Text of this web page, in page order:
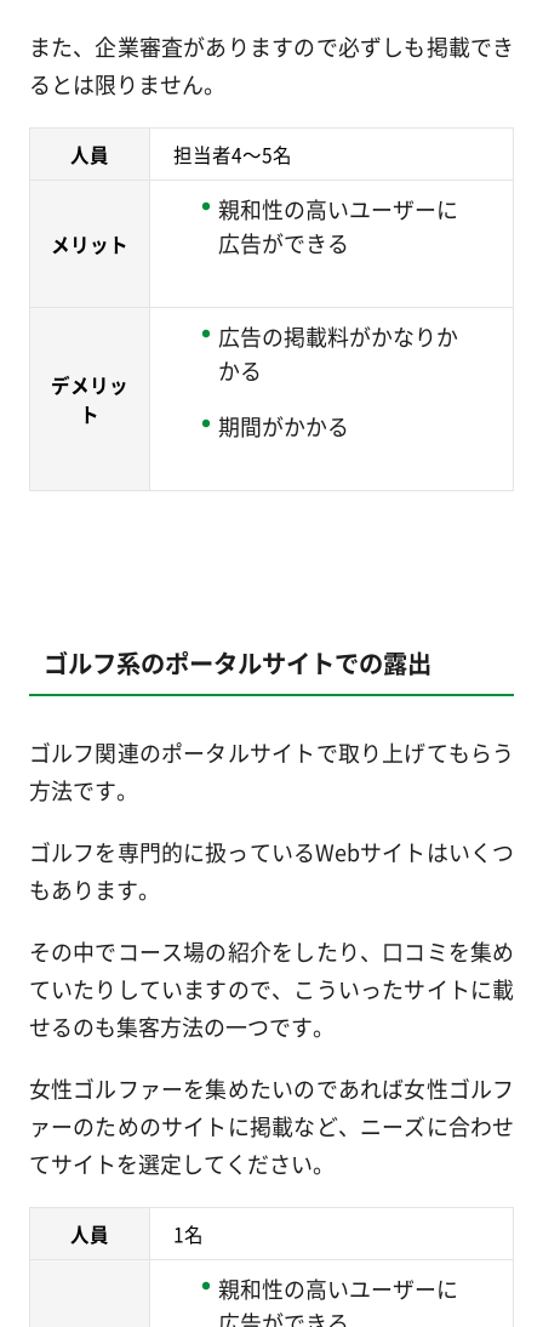
また、企業審査がありますので必ずしも掲載でき
るとは限りません。
人員 担当者4～5名
メリット
親和性の高いユーザーに
広告ができる
デメリッ
ト
広告の掲載料がかなりか
かる
期間がかかる
ゴルフ系のポータルサイトでの露出
ゴルフ関連のポータルサイトで取り上げてもらう
方法です。
ゴルフを専門的に扱っているWebサイトはいくつ
もあります。
その中でコース場の紹介をしたり、口コミを集め
ていたりしていますので、こういったサイトに載
せるのも集客方法の一つです。
女性ゴルファーを集めたいのであれば女性ゴルフ
ァーのためのサイトに掲載など、ニーズに合わせ
てサイトを選定してください。
人員 1名
親和性の高いユーザーに